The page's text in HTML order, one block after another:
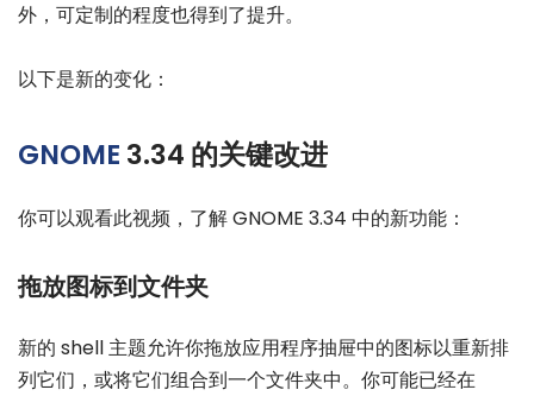
外，可定制的程度也得到了提升。
以下是新的变化：
GNOME 3.34 的关键改进
你可以观看此视频，了解 GNOME 3.34 中的新功能：
拖放图标到文件夹
新的 shell 主题允许你拖放应用程序抽屉中的图标以重新排
列它们，或将它们组合到一个文件夹中。你可能已经在